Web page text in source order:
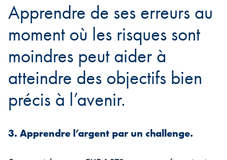
Apprendre de ses erreurs au
moment où les risques sont
moindres peut aider à
atteindre des objectifs bien
précis à l’avenir.
3. Apprendre l’argent par un challenge.